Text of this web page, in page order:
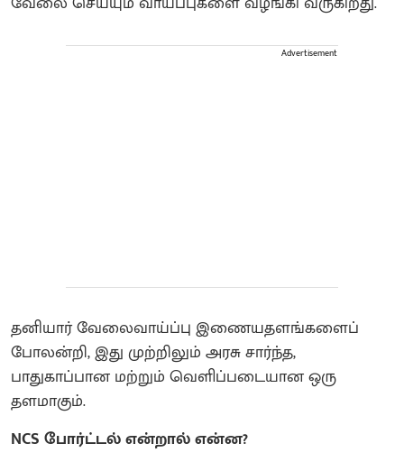
Advertisement
தனியார் வேலைவாய்ப்பு இணையதளங்களைப்
போலன்றி, இது முற்றிலும் அரசு சார்ந்த,
பாதுகாப்பான மற்றும் வெளிப்படையான ஒரு
தளமாகும்.
NCS போர்ட்டல் என்றால் என்ன?